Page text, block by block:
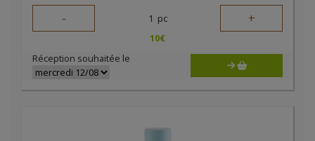
- 1 pc +
10€
Réception souhaitée le